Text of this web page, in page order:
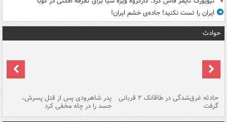
ایران را تست نکنید! جاده‌ی خشم ایران!
حوادث
حادثه غرق‌شدگی در طاقانک ۲ قربانی
گرفت
پدر شاهرودی پس از قتل پسرش،
جسد را در چاه مخفی کرد